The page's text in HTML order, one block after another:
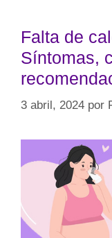
Falta de
Síntomas,
3 abril, 2024 por